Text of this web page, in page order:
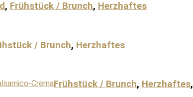
, Frühstück / Brunch, Herzhaftes
/ Brunch, Herzhaftes
Frühstück / Brunch, Herzhaftes,